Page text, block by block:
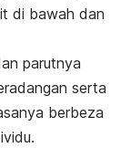
di bawah dan
parutnya
serta
berbeza